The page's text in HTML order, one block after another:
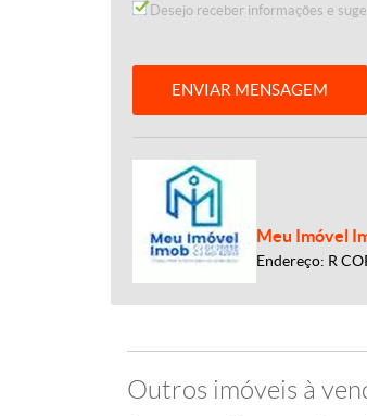
Desejo receber informações e
ENVIAR MENSAGEM
Meu Imóvel
Endereço: R
Outros imóveis à